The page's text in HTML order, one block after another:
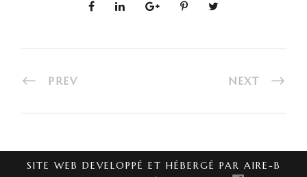
PREV NEXT
SITE WEB DEVELOPPÉ ET HÉBERGÉ PAR AIRE-B